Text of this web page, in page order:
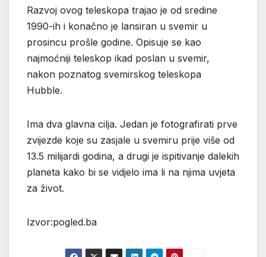
Razvoj ovog teleskopa trajao je od sredine
1990-ih i konačno je lansiran u svemir u
prosincu prošle godine. Opisuje se kao
najmoćniji teleskop ikad poslan u svemir,
nakon poznatog svemirskog teleskopa
Hubble.
Ima dva glavna cilja. Jedan je fotografirati prve
zvijezde koje su zasjale u svemiru prije više od
13.5 milijardi godina, a drugi je ispitivanje dalekih
planeta kako bi se vidjelo ima li na njima uvjeta
za život.
Izvor:pogled.ba